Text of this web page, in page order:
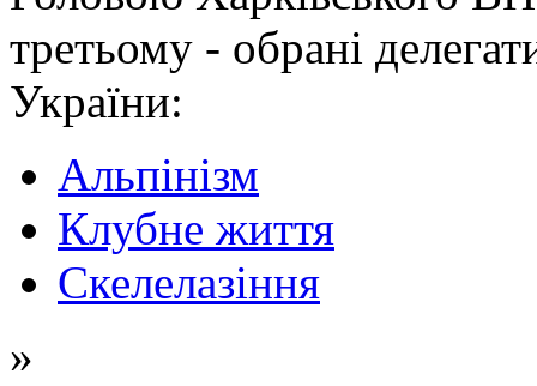
третьому - обрані
України:
Альпінізм
Клубне життя
Скелелазіння
»